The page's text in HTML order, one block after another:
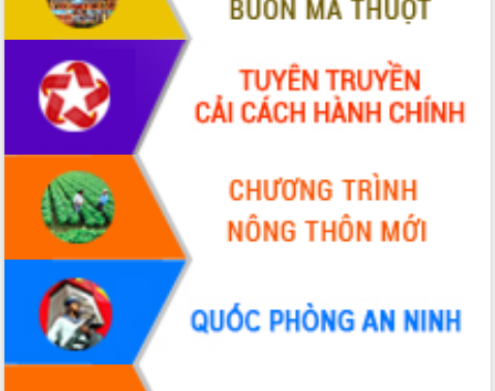
VIDEO
Không có file video nào để phát.
ALBUM ẢNH